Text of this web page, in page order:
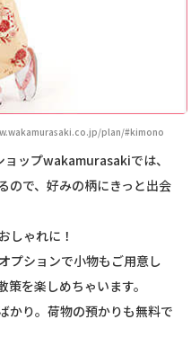
plan/#kimono
ップwakamurasakiでは、
ので、好みの柄にきっと出会
しゃれに！
プションで小物もご用意し
を楽しめちゃいます。
かり。荷物の預かりも無料で